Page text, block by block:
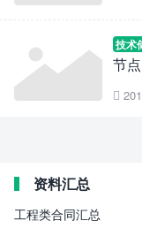
技术
节点

资料汇总
工程类合同汇总